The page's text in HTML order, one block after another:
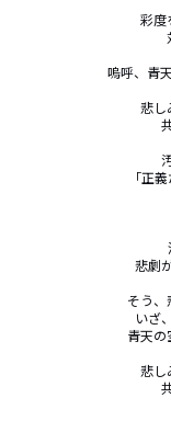
彩度
嗚呼、青
悲し
「正
悲劇
そう、
いざ
青天の
悲し